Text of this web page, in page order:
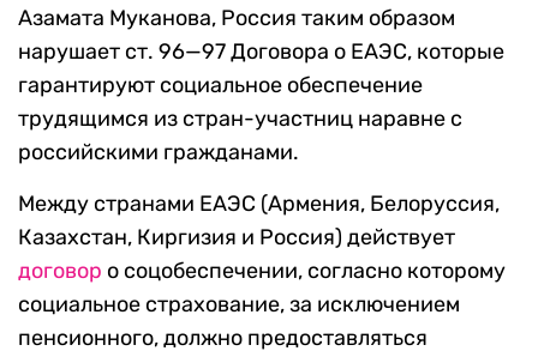
Азамата Муканова, Россия таким образом
нарушает ст. 96—97 Договора о ЕАЭС, которые
гарантируют социальное обеспечение
трудящимся из стран-участниц наравне с
российскими гражданами.
Между странами ЕАЭС (Армения, Белоруссия,
Казахстан, Киргизия и Россия) действует
договор о соцобеспечении, согласно которому
социальное страхование, за исключением
пенсионного, должно предоставляться